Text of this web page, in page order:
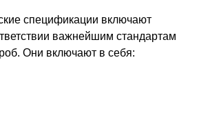
спецификации включают
важнейшим стандартам
Они включают в себя: